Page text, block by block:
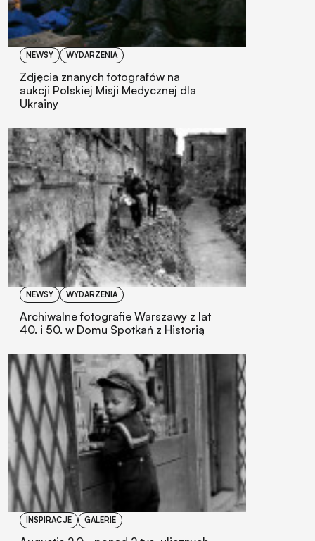
NEWSY WYDARZENIA
Zdjęcia znanych fotografów na
aukcji Polskiej Misji Medycznej dla
Ukrainy
NEWSY WYDARZENIA
Archiwalne fotografie Warszawy z lat
40. i 50. w Domu Spotkań z Historią
INSPIRACJE GALERIE